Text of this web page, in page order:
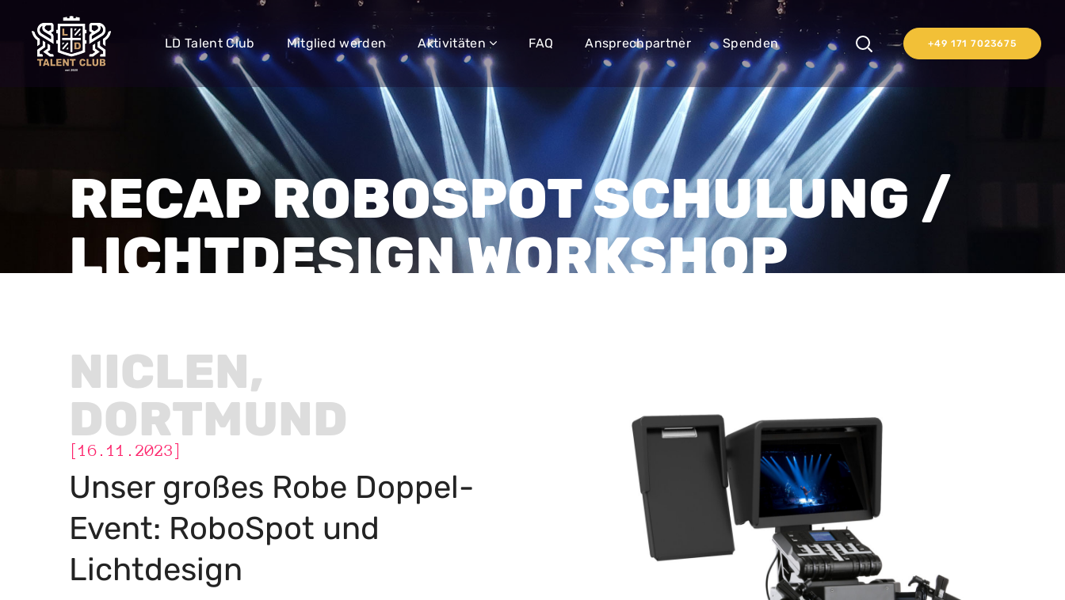
LD Talent Club Mitglied werden Aktivitäten FAQ Ansprechpartner Spenden +49 171 7023675
RECAP ROBOSPOT SCHULUNG /
LICHTDESIGN WORKSHOP
NICLEN,
DORTMUND
[16.11.2023]
Unser großes Robe Doppel-
Event: RoboSpot und
Lichtdesign